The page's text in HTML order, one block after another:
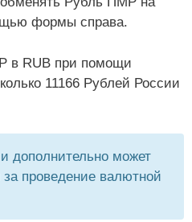
формы справа.
в RUB при помощи
11166 Рублей России
дополнительно может
проведение валютной